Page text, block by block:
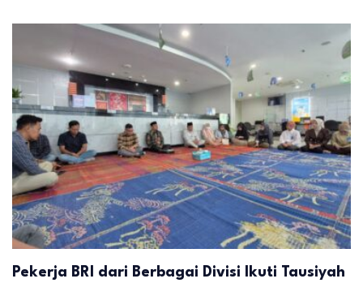
Pekerja BRI dari Berbagai Divisi Ikuti Tausiyah